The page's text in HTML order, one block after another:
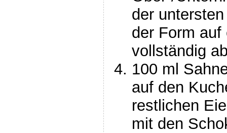
der
der Form
vollständig
100 ml
auf den
restlichen
mit den